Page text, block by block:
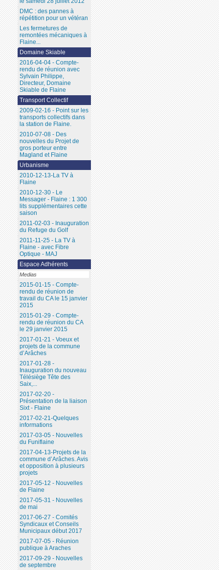
DMC : des pannes à
répétition pour un vétéran
Les fermetures de
remontées mécaniques à
Flaine...
Domaine Skiable
2016-04-04 - Compte-
rendu de réunion avec
Sylvain Philippe,
Directeur, Domaine
Skiable de Flaine
Transport Collectif
2009-02-16 - Point sur les
transports collectifs dans
la station de Flaine.
2010-07-08 - Des
nouvelles du Projet de
gros porteur entre
Magland et Flaine
Urbanisme
2010-12-13-La TV à
Flaine
2010-12-30 - Le
Messager - Flaine : 1 300
lits supplémentaires cette
saison
2011-02-03 - Inauguration
du Refuge du Golf
2011-11-25 - La TV à
Flaine - avec Fibre
Optique - MAJ
Espace Adhérents
Medias
2015-01-15 - Compte-
rendu de réunion de
travail du CA le 15 janvier
2015
2015-01-29 - Compte-
rendu de réunion du CA
le 29 janvier 2015
2017-01-21 - Voeux et
projets de la commune
d’Arâches
2017-01-28 -
Inauguration du nouveau
Télésiège Tête des
Saix,...
2017-02-20 -
Présentation de la liaison
Sixt - Flaine
2017-02-21-Quelques
informations
2017-03-05 - Nouvelles
du Funiflaine
2017-04-13-Projets de la
commune d’Arâches. Avis
et opposition à plusieurs
projets
2017-05-12 - Nouvelles
de Flaine
2017-05-31 - Nouvelles
de mai
2017-06-27 - Comités
Syndicaux et Conseils
Municipaux début 2017
2017-07-05 - Réunion
publique à Araches
2017-09-29 - Nouvelles
de septembre